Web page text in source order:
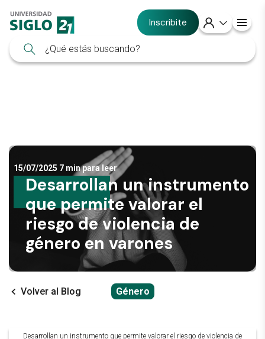
Inscribite
15/07/2025 7 min para leer
Desarrollan un instrumento
que permite valorar el
riesgo de violencia de
género en varones
Volver al Blog Género
Desarrollan un instrumento que permite valorar el riesgo de violencia de